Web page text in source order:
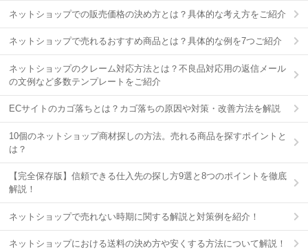
ネットショップでの販売価格の決め方とは？具体的な考え方をご紹介
ネットショップで売れるおすすめ商品とは？具体的な例を7つご紹介
ネットショップのクレーム対応方法とは？不良品対応用の返信メール
の文例など多数テンプレートをご紹介
ECサイトのカゴ落ちとは？カゴ落ちの原因や対策・改善方法を解説
10個のネットショップ商材探しの方法。売れる商品を探すポイントと
は？
【完全保存版】信頼できる仕入先の探し方9選と8つのポイントを徹底
解説！
ネットショップで売れない時期に関する解説と対策例を紹介！
ネットショップにおける送料の決め方や安くする方法について解説！